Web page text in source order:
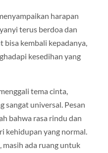
harapan
terus berdoa dan
bisa kembali kepadanya,
kesedihan yang
tema cinta,
sangat universal. Pesan
bahwa rasa rindu dan
kehidupan yang normal.
masih ada ruang untuk